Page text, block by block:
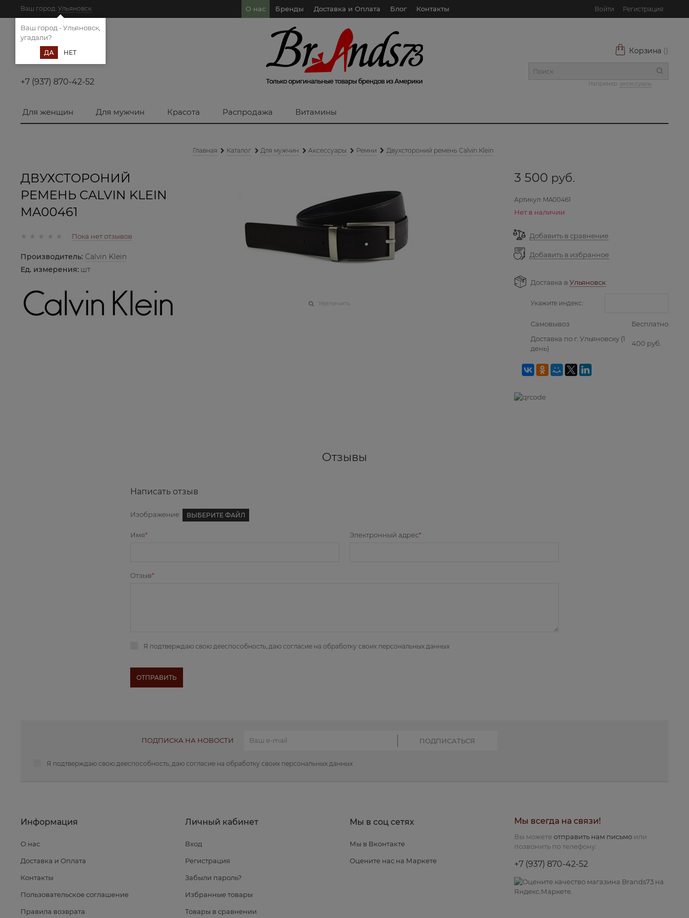
Ваш город: Ульяновск О нас Бренды Доставка и Оплата Блог Контакты Войти Регистрация
+7 (937) 870-42-52
Корзина ()
Например: аксессуары
Для женщин Для мужчин Красота Распродажа Витамины
Главная Каталог Для мужчин Аксессуары Ремни Двухстороний ремень Calvin Klein
ДВУХСТОРОНИЙ
РЕМЕНЬ CALVIN KLEIN
MA00461
Пока нет отзывов
Производитель: Calvin Klein
Ед. измерения: шт
Увеличить
3 500 руб.
Артикул: MA00461
Нет в наличии
Добавить в сравнение
Добавить в избранное
Доставка в Ульяновск
Укажите индекс:
Самовывоз
Бесплатно
Доставка по г. Ульяновску (1
день)
400 руб.
Отзывы
Написать отзыв
Изображение ВЫБЕРИТЕ ФАЙЛ
Имя Электронный адрес
Отзыв
Я подтверждаю свою дееспособность, даю согласие на обработку своих персональных данных
ПОДПИСКА НА НОВОСТИ
Я подтверждаю свою дееспособность, даю согласие на обработку своих персональных данных
Информация
О нас
Доставка и Оплата
Контакты
Пользовательское соглашение
Правила возврата
Личный кабинет
Вход
Регистрация
Забыли пароль?
Избранные товары
Товары в сравнении
Мы в соц сетях
Мы в Вконтакте
Оцените нас на Маркете
Мы всегда на связи!
Вы можете отправить нам письмо или
позвонить по телефону:
+7 (937) 870-42-52
Ваш город - Ульяновск,
угадали?
ДА НЕТ